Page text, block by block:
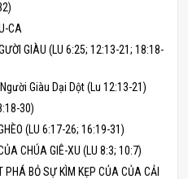
CA
GIÀU (LU 6:25; 12:13-21; 18:18-
Giàu Dại Dột (Lu 12:13-21)
30)
(LU 6:17-26; 16:19-31)
CHÚA GIÊ-XU (LU 8:3; 10:7)
PHÁ BỎ SỰ KÌM KẸP CỦA CỦA CẢI